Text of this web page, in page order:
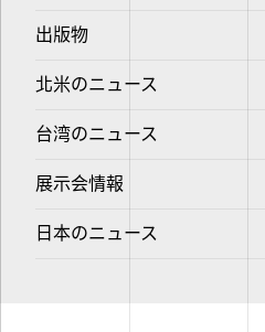
出版物
北米のニュース
台湾のニュース
展示会情報
日本のニュース